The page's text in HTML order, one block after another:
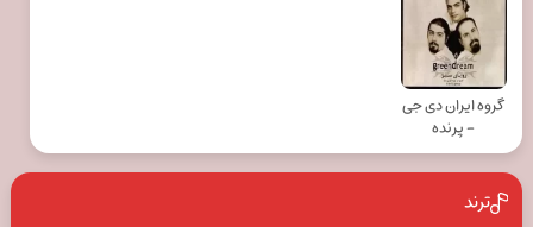
گروه ایران دی جی
- پرنده
ترند